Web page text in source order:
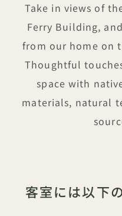
Take in views of
Ferry Building,
from our home on
Thoughtful
space with
materials, natural
客室には以下